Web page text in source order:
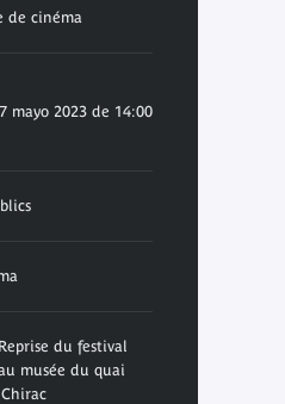
de cinéma
mayo 2023 de 14:00
Reprise du festival
musée du quai